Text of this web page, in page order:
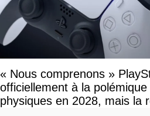
« Nous comprenons »
officiellement à la
physiques en 2028, mais la